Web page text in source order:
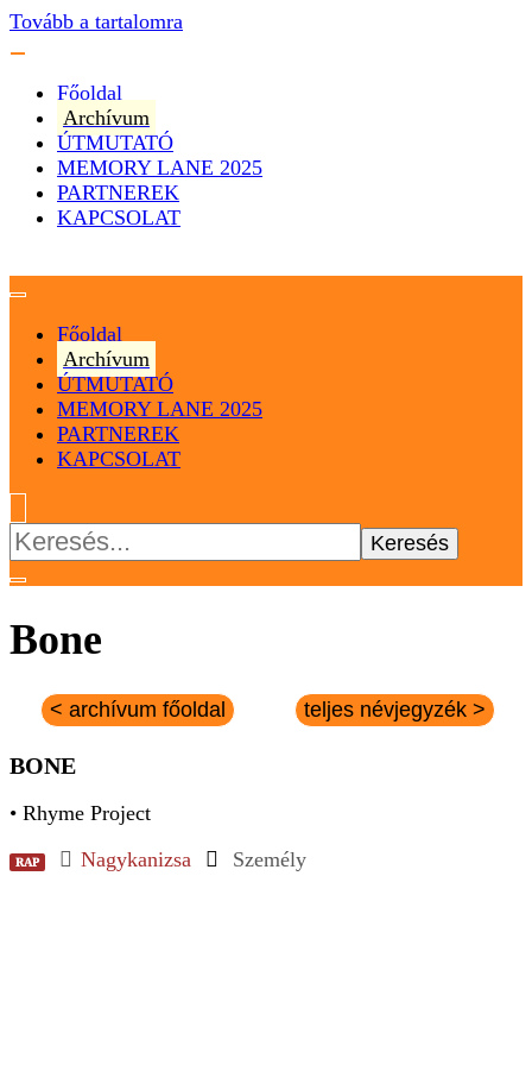
Tovább a tartalomra
Főoldal
Archívum
ÚTMUTATÓ
MEMORY LANE 2025
PARTNEREK
KAPCSOLAT
Magyar Hip Hop Archívum
Magyarország
Főoldal
Archívum
ÚTMUTATÓ
MEMORY LANE 2025
PARTNEREK
KAPCSOLAT
Keresés:
Bone
< archívum főoldal teljes névjegyzék >
BONE
• Rhyme Project
RAP Nagykanizsa Személy